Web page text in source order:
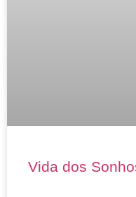
Vida dos